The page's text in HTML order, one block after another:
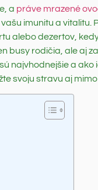
a práve mrazené
imunitu a vitalitu.
alebo dezertov,
busy rodičia, ale aj
najvhodnejšie a
svoju stravu aj mimo